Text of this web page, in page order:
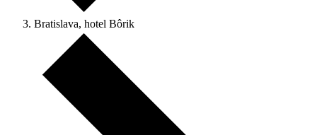
Bratislava, hotel Bôrik